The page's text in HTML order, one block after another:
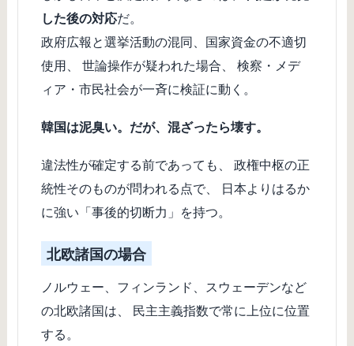
した後の対応だ。
政府広報と選挙活動の混同、国家資金の不適切
使用、 世論操作が疑われた場合、 検察・メデ
ィア・市民社会が一斉に検証に動く。
韓国は泥臭い。だが、混ざったら壊す。
違法性が確定する前であっても、 政権中枢の正
統性そのものが問われる点で、 日本よりはるか
に強い「事後的切断力」を持つ。
北欧諸国の場合
ノルウェー、フィンランド、スウェーデンなど
の北欧諸国は、 民主主義指数で常に上位に位置
する。